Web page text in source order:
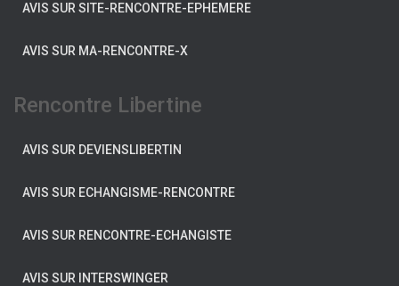
AVIS SUR SITE-RENCONTRE-EPHEMERE
AVIS SUR MA-RENCONTRE-X
Rencontre Libertine
AVIS SUR DEVIENSLIBERTIN
AVIS SUR ECHANGISME-RENCONTRE
AVIS SUR RENCONTRE-ECHANGISTE
AVIS SUR INTERSWINGER